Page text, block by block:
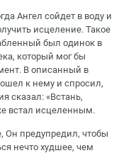
Ангел сойдет в воду и
исцеление. Такое
был одинок в
который мог бы
В описанный в
к нему и спросил,
сказал: «Встань,
встал исцеленным.
Он предупредил, чтобы
нечто худшее, чем